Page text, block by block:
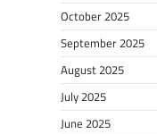
October 2025
September 2025
August 2025
July 2025
June 2025